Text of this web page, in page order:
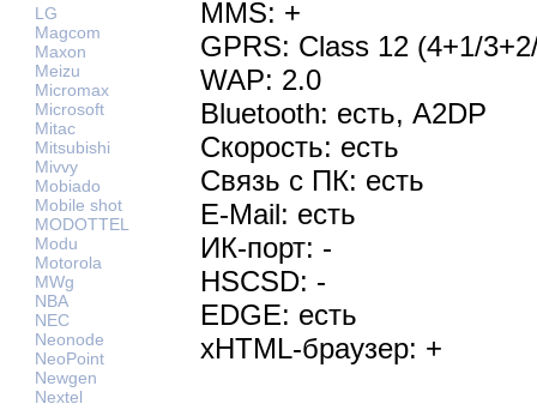
LG
Magcom
Maxon
Meizu
Micromax
Microsoft
Mitac
Mitsubishi
Mivvy
Mobiado
Mobile shot
MODOTTEL
Modu
Motorola
MWg
NBA
NEC
Neonode
NeoPoint
Newgen
Nextel
MMS: +
GPRS: Class 12 (4+1/
WAP: 2.0
Bluetooth: есть, A2DP
Скорость: есть
Связь с ПК: есть
E-Mail: есть
ИК-порт: -
HSCSD: -
EDGE: есть
xHTML-браузер: +